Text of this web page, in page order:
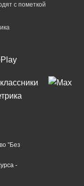
с пометкой
"Без
-